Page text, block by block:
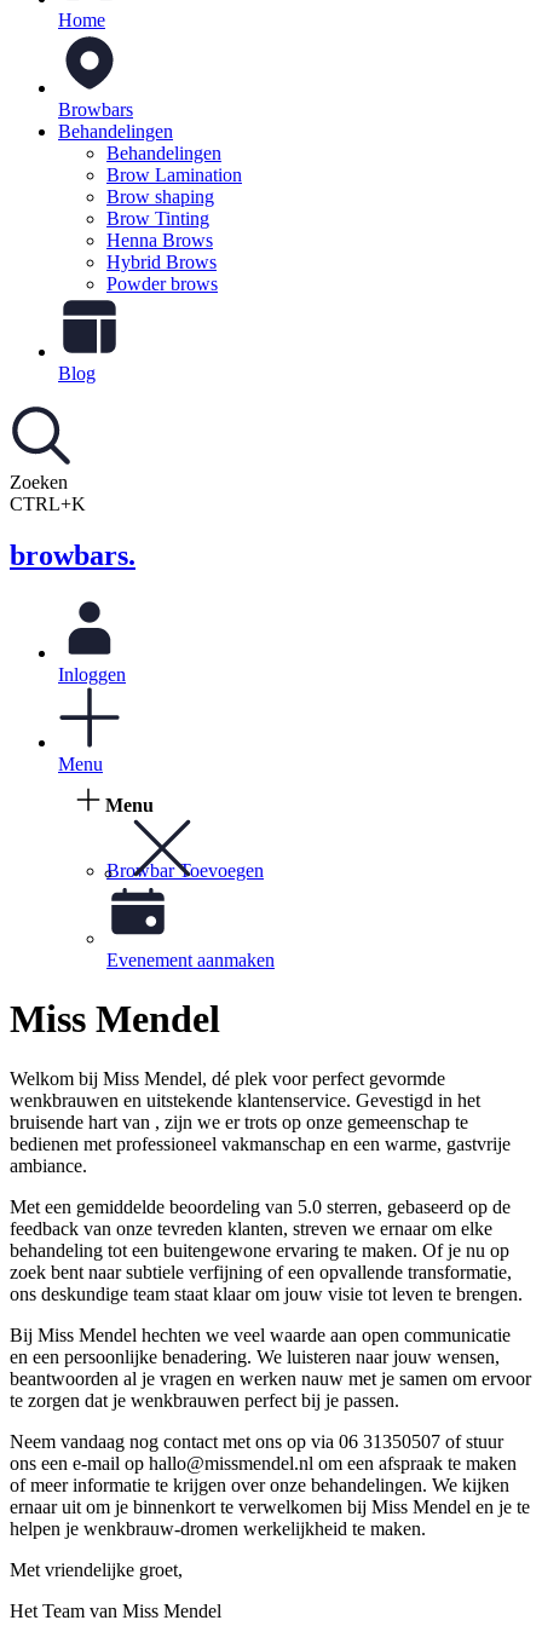
Home
Browbars
Behandelingen
Behandelingen
Brow Lamination
Brow shaping
Brow Tinting
Henna Brows
Hybrid Brows
Powder brows
Blog
Zoeken
CTRL+K
browbars.
Inloggen
Menu
Menu
Browbar Toevoegen
Evenement aanmaken
Miss Mendel
Welkom bij Miss Mendel, dé plek voor perfect gevormde
wenkbrauwen en uitstekende klantenservice. Gevestigd in het
bruisende hart van , zijn we er trots op onze gemeenschap te
bedienen met professioneel vakmanschap en een warme, gastvrije
ambiance.
Met een gemiddelde beoordeling van 5.0 sterren, gebaseerd op de
feedback van onze tevreden klanten, streven we ernaar om elke
behandeling tot een buitengewone ervaring te maken. Of je nu op
zoek bent naar subtiele verfijning of een opvallende transformatie,
ons deskundige team staat klaar om jouw visie tot leven te brengen.
Bij Miss Mendel hechten we veel waarde aan open communicatie
en een persoonlijke benadering. We luisteren naar jouw wensen,
beantwoorden al je vragen en werken nauw met je samen om ervoor
te zorgen dat je wenkbrauwen perfect bij je passen.
Neem vandaag nog contact met ons op via 06 31350507 of stuur
ons een e-mail op hallo@missmendel.nl om een afspraak te maken
of meer informatie te krijgen over onze behandelingen. We kijken
ernaar uit om je binnenkort te verwelkomen bij Miss Mendel en je te
helpen je wenkbrauw-dromen werkelijkheid te maken.
Met vriendelijke groet,
Het Team van Miss Mendel